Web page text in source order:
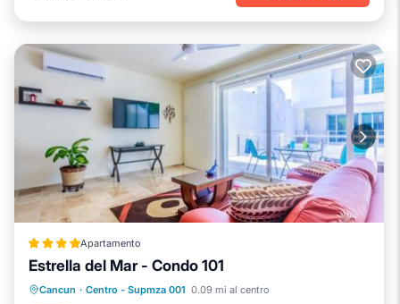
Apartamento
Estrella del Mar - Condo 101
Cancun · Centro - Supmza 001 0.09 mi al centro
Frente al mar Piscina
Vista al mar